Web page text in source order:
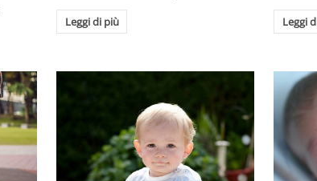
Leggi di più Leggi